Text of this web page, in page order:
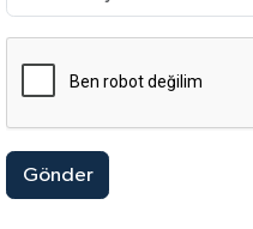
Gönder